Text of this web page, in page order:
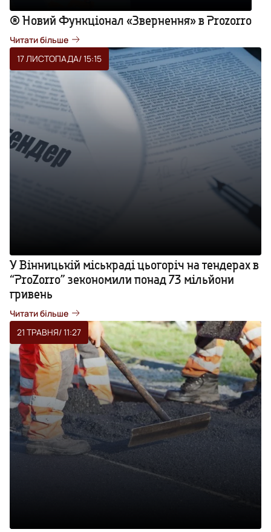
® Новий Функціонал «Звернення» в Prozorro
Читати більше
17 ЛИСТОПАДА/ 15:15
У Вінницькій міськраді цьогоріч на тендерах в
“ProZorro” зекономили понад 73 мільйони
гривень
Читати більше
21 ТРАВНЯ/ 11:27